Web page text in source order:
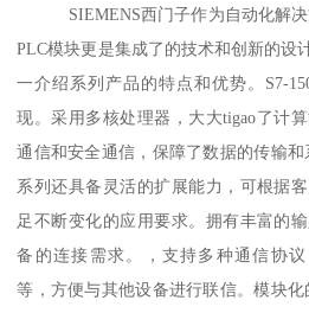
SIEMENS西门子作为自动化解决
PLC模块更是集成了的技术和创新的设
一介绍系列产品的特点和优势。S7-
现。采用多核处理器，大大tigao了计
通信和安全通信，保障了数据的传输和
系列还具备灵活的扩展能力，可根据
足不断变化的应用要求。拥有丰富的
备的连接需求。，支持多种通信协议
等，方便与其他设备进行联信。模块化